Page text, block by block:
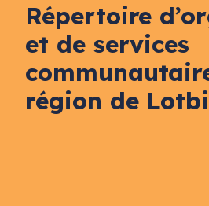
Répertoire
et de services
région de